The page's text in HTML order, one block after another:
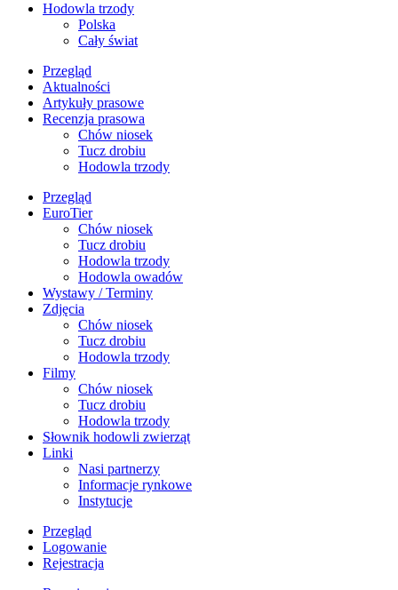
Hodowla trzody
Polska
Cały świat
Przegląd
Aktualności
Artykuły prasowe
Recenzja prasowa
Chów niosek
Tucz drobiu
Hodowla trzody
Przegląd
EuroTier
Chów niosek
Tucz drobiu
Hodowla trzody
Hodowla owadów
Wystawy / Terminy
Zdjęcia
Chów niosek
Tucz drobiu
Hodowla trzody
Filmy
Chów niosek
Tucz drobiu
Hodowla trzody
Słownik hodowli zwierząt
Linki
Nasi partnerzy
Informacje rynkowe
Instytucje
Przegląd
Logowanie
Rejestracja